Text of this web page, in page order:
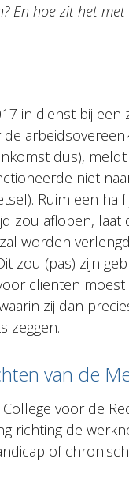
En hoe zit het
in dienst bij een
dus),
niet
Ruim een half
zou aflopen, laat
worden
zou (pas) zijn
cliënten
zij dan
zeggen.
van de
voor de
richting de
of